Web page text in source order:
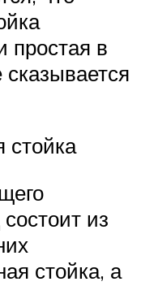
простая в
стойка
из
стойка, а